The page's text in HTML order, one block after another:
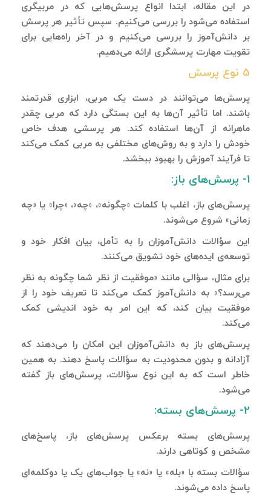
در این مقاله، ابتدا انواع پرسش‌هایی که در مربیگری
استفاده می‌شود را بررسی می‌کنیم. سپس تأثیر هر پرسش
بر دانش‌آموز را بررسی می‌کنیم و در آخر راه‌هایی برای
تقویت مهارت پرسشگری ارائه می‌دهیم.
۵ نوع پرسش
پرسش‌ها می‌توانند در دست یک مربی، ابزاری قدرتمند
باشند. اما تأثیر آن‌ها به این بستگی دارد که مربی چقدر
ماهرانه از آن‌ها استفاده کند. هر پرسشی هدف خاص
خودش را دارد و به روش‌های مختلفی به مربی کمک می‌کند
تا فرآیند آموزش را بهبود ببخشد.
1- پرسش‌های باز:
پرسش‌های باز، اغلب با کلمات «چگونه»، «چه»، «چرا» یا «چه
زمانی» شروع می‌شوند.
این سؤالات دانش‌آموزان را به تأمل، بیان افکار خود و
توسعه‌ی ایده‌های خود تشویق می‌کنند.
برای مثال، سؤالی مانند «موفقیت از نظر شما چگونه به نظر
می‌رسد؟» به دانش‌آموز کمک می‌کند تا تعریف خود را از
موفقیت بیان کند، که این امر به خود اندیشی کمک
می‌کند.
پرسش‌های باز به دانش‌آموزان این امکان را می‌دهند که
آزادانه و بدون محدودیت به سؤالات پاسخ دهند. به همین
خاطر است که به این نوع سؤالات، پرسش‌های باز گفته
‌می‌شود.
2- پرسش‌های بسته:
پرسش‌های بسته برعکس پرسش‌های باز، پاسخ‌های
مشخص و کوتاهی دارند.
سؤالات بسته با «بله» یا «نه» یا جواب‌های یک یا دوکلمه‌ای
پاسخ داده می‌شوند.